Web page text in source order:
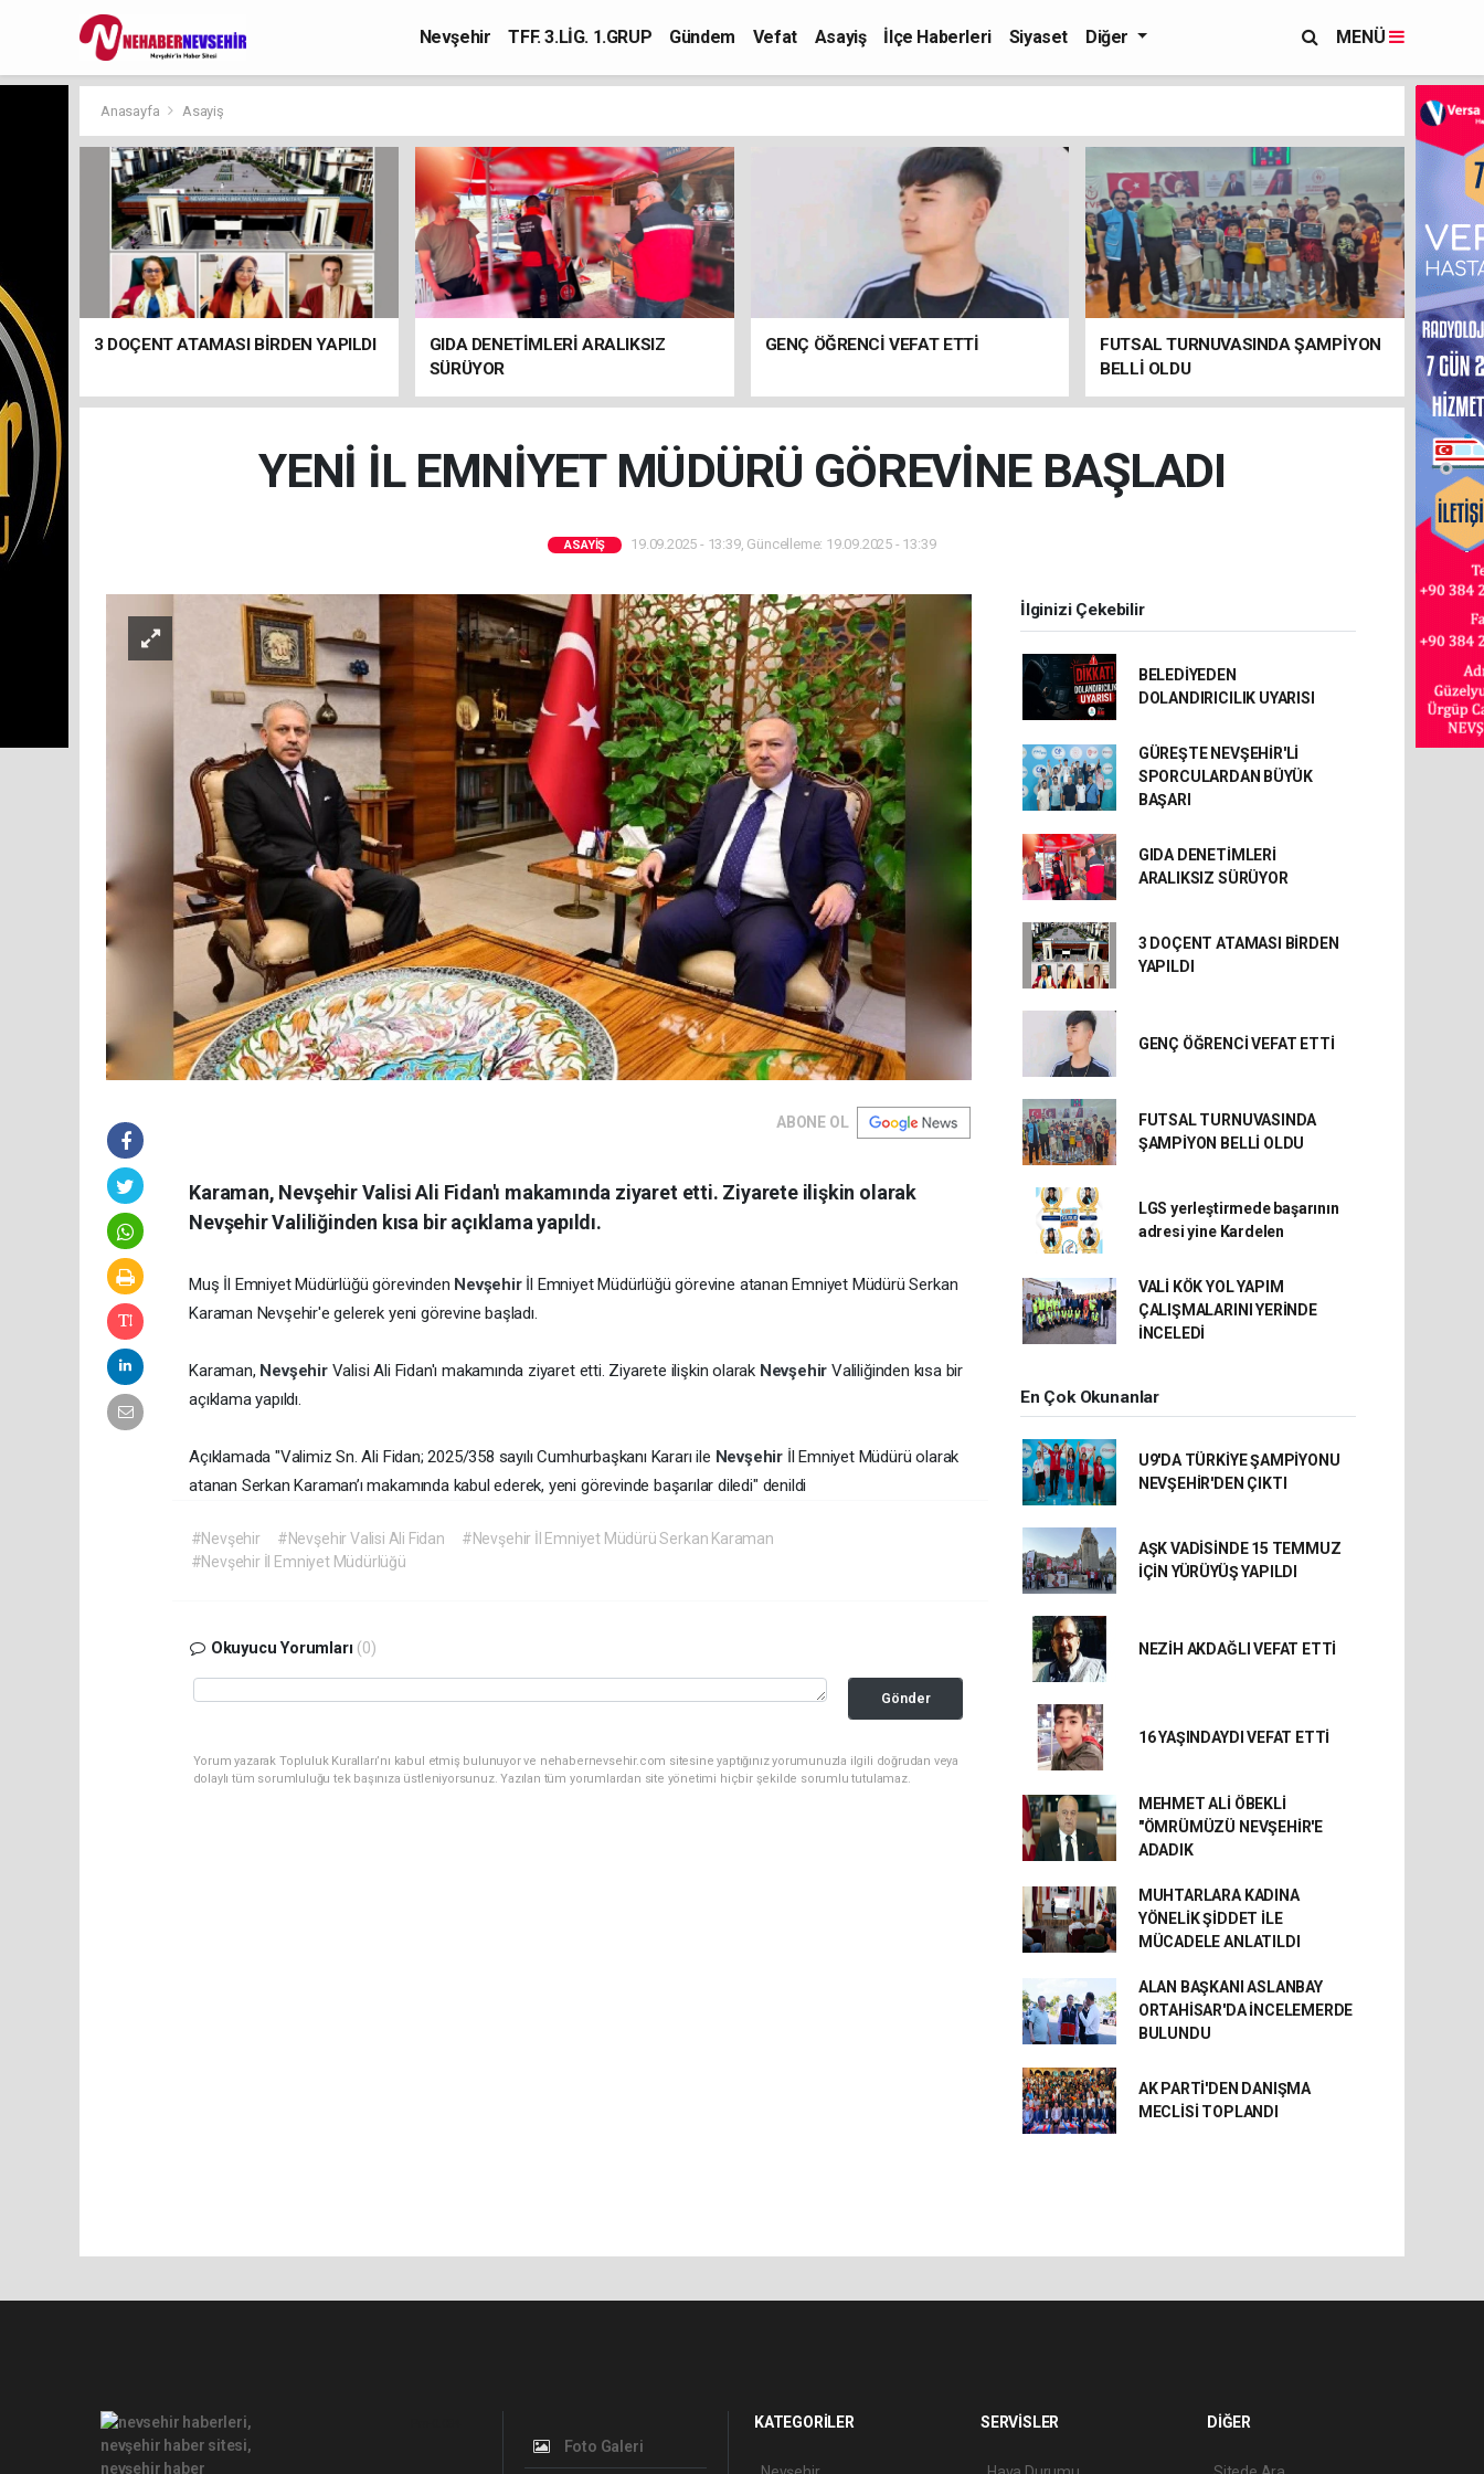
Nevşehir TFF. 3.LİG. 1.GRUP Gündem Vefat Asayiş İlçe Haberleri Siyaset Diğer MENÜ
Anasayfa Asayiş
3 DOÇENT ATAMASI BİRDEN YAPILDI
GIDA DENETİMLERİ ARALIKSIZ
SÜRÜYOR
GENÇ ÖĞRENCİ VEFAT ETTİ
FUTSAL TURNUVASINDA ŞAMPİYON
BELLİ OLDU
YENİ İL EMNİYET MÜDÜRÜ GÖREVİNE BAŞLADI
ASAYIŞ 19.09.2025 - 13:39, Güncelleme: 19.09.2025 - 13:39
ABONE OL
Karaman, Nevşehir Valisi Ali Fidan'ı makamında ziyaret etti. Ziyarete ilişkin olarak
Nevşehir Valiliğinden kısa bir açıklama yapıldı.
Muş İl Emniyet Müdürlüğü görevinden Nevşehir İl Emniyet Müdürlüğü görevine atanan Emniyet Müdürü Serkan
Karaman Nevşehir'e gelerek yeni görevine başladı.
Karaman, Nevşehir Valisi Ali Fidan'ı makamında ziyaret etti. Ziyarete ilişkin olarak NevşehirValiliğinden kısa bir
açıklama yapıldı.
Açıklamada "Valimiz Sn. Ali Fidan; 2025/358 sayılı Cumhurbaşkanı Kararı ile Nevşehir İl Emniyet Müdürü olarak
atanan Serkan Karaman’ı makamında kabul ederek, yeni görevinde başarılar diledi" denildi
#Nevşehir #Nevşehir Valisi Ali Fidan
#Nevşehir İl Emniyet Müdürü Serkan Karaman
#Nevşehir İl Emniyet Müdürlüğü
Okuyucu Yorumları (0)
Gönder
Yorum yazarak Topluluk Kuralları’nı kabul etmiş bulunuyor ve nehabernevsehir.com sitesine yaptığınız yorumunuzla ilgili doğrudan veya
dolaylı tüm sorumluluğu tek başınıza üstleniyorsunuz. Yazılan tüm yorumlardan site yönetimi hiçbir şekilde sorumlu tutulamaz.
İlginizi Çekebilir
BELEDİYEDEN
DOLANDIRICILIK UYARISI
GÜREŞTE NEVŞEHİR'Lİ
SPORCULARDAN BÜYÜK
BAŞARI
GIDA DENETİMLERİ
ARALIKSIZ SÜRÜYOR
3 DOÇENT ATAMASI BİRDEN
YAPILDI
GENÇ ÖĞRENCİ VEFAT ETTİ
FUTSAL TURNUVASINDA
ŞAMPİYON BELLİ OLDU
LGS yerleştirmede başarının
adresi yine Kardelen
VALİ KÖK YOL YAPIM
ÇALIŞMALARINI YERİNDE
İNCELEDİ
En Çok Okunanlar
U9'DA TÜRKİYE ŞAMPİYONU
NEVŞEHİR'DEN ÇIKTI
AŞK VADİSİNDE 15 TEMMUZ
İÇİN YÜRÜYÜŞ YAPILDI
NEZİH AKDAĞLI VEFAT ETTİ
16 YAŞINDAYDI VEFAT ETTİ
MEHMET ALİ ÖBEKLİ
"ÖMRÜMÜZÜ NEVŞEHİR'E
ADADIK
MUHTARLARA KADINA
YÖNELİK ŞİDDET İLE
MÜCADELE ANLATILDI
ALAN BAŞKANI ASLANBAY
ORTAHİSAR'DA İNCELEMERDE
BULUNDU
AK PARTİ'DEN DANIŞMA
MECLİSİ TOPLANDI
Foto Galeri
KATEGORİLER SERVİSLER DİĞER